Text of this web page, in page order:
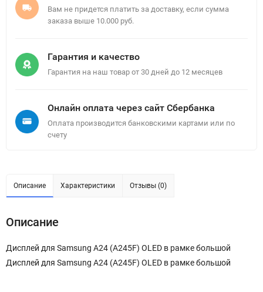
Вам не придется платить за доставку, если сумма
заказа выше 10.000 руб.
Гарантия и качество
Гарантия на наш товар от 30 дней до 12 месяцев
Онлайн оплата через сайт Сбербанка
Оплата производится банковскими картами или по
счету
Описание Характеристики Отзывы (0)
Описание
Дисплей для Samsung A24 (A245F) OLED в рамке большой
Дисплей для Samsung A24 (A245F) OLED в рамке большой